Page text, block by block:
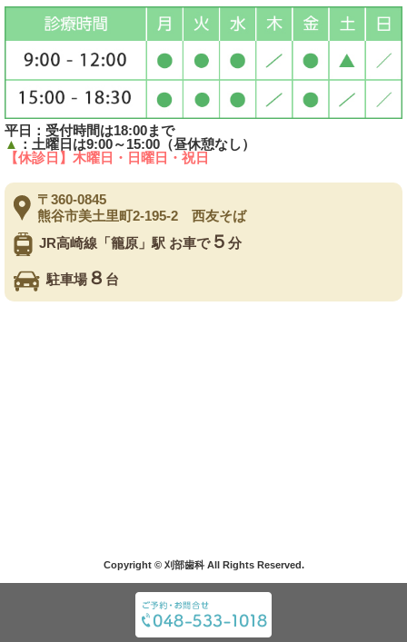
平日：受付時間は18:00まで
▲ ：土曜日は9:00～15:00（昼休憩なし）
【休診日】木曜日・日曜日・祝日
〒360-0845
熊谷市美土里町2-195-2 西友そば
JR高崎線「籠原」駅 お車で５ 分
駐車場 ８ 台
Copyright © 刈部歯科 All Rights Reserved.